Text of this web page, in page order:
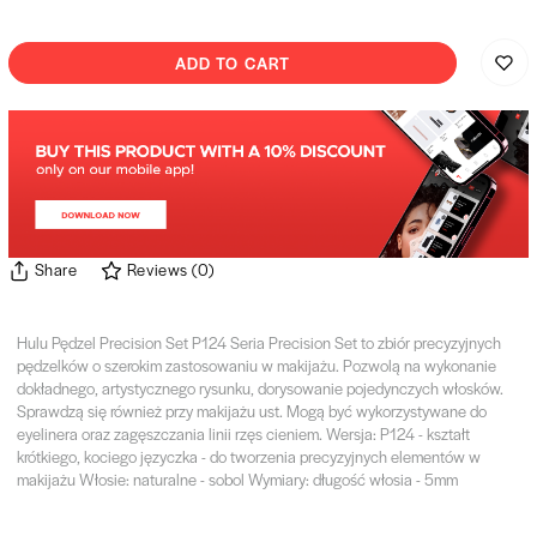
ADD TO CART
Share Reviews (0)
Hulu Pędzel Precision Set P124 Seria Precision Set to zbiór precyzyjnych
pędzelków o szerokim zastosowaniu w makijażu. Pozwolą na wykonanie
dokładnego, artystycznego rysunku, dorysowanie pojedynczych włosków.
Sprawdzą się również przy makijażu ust. Mogą być wykorzystywane do
eyelinera oraz zagęszczania linii rzęs cieniem. Wersja: P124 - kształt
krótkiego, kociego języczka - do tworzenia precyzyjnych elementów w
makijażu Włosie: naturalne - sobol Wymiary: długość włosia - 5mm